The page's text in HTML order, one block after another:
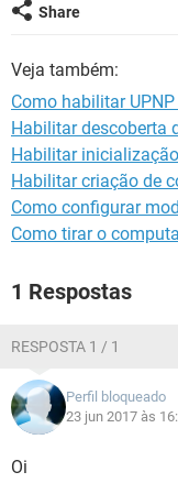
OUTLOOK
GUIA DE COMPRAS
Share
Veja também:
Como habilitar
Habilitar descoberta
Habilitar
Habilitar criação de
Como configurar
Como tirar o
1 Respostas
RESPOSTA 1 / 1
Perfil bloqueado
23 jun 2017 às
Oi